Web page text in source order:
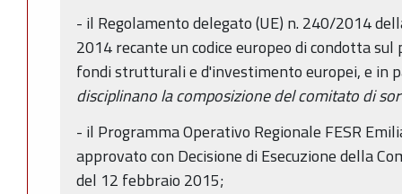
- il Regolamento delegato (UE) n. 240/2014
2014 recante un codice europeo di condotta
fondi strutturali e d'investimento europei, e in
disciplinano la composizione del comitato di
- il Programma Operativo Regionale FESR
approvato con Decisione di Esecuzione della
del 12 febbraio 2015;